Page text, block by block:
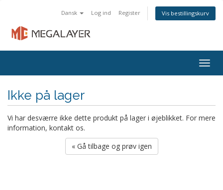
Dansk Log ind Register Vis bestillingskurv
Ikke på lager
Vi har desværre ikke dette produkt på lager i øjeblikket. For mere
information, kontakt os.
« Gå tilbage og prøv igen